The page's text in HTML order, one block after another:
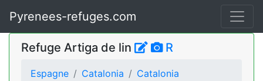
Pyrenees-refuges.com
Refuge Artiga de lin R
Espagne Catalonia
Catalonia